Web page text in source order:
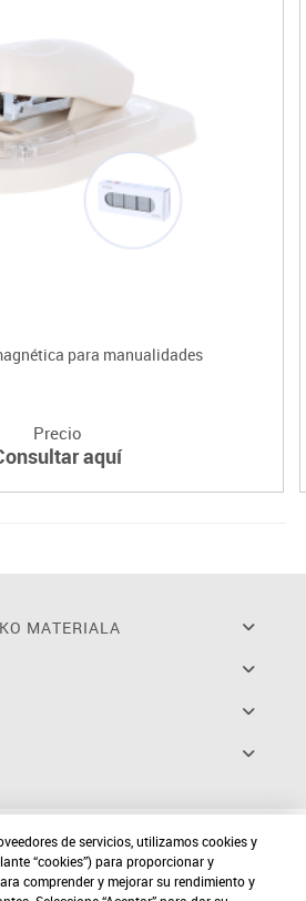
para manualidades
Precio
aquí
MATERIALA
de servicios, utilizamos cookies y
“cookies”) para proporcionar y
comprender y mejorar su rendimiento y